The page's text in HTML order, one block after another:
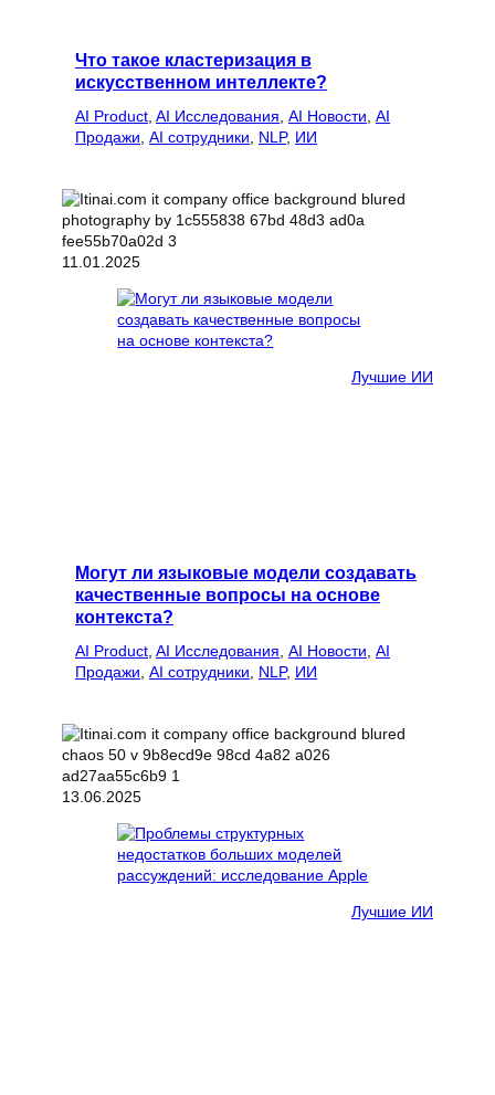
Что такое кластеризация в
искусственном интеллекте?
AI Product AI Исследования AI Новости AI
Продажи AI сотрудники NLP, ИИ
11.01.2025
Лучшие ИИ
Могут ли языковые модели создавать
качественные вопросы на основе
контекста?
AI Product AI Исследования AI Новости AI
Продажи AI сотрудники NLP, ИИ
13.06.2025
Лучшие ИИ